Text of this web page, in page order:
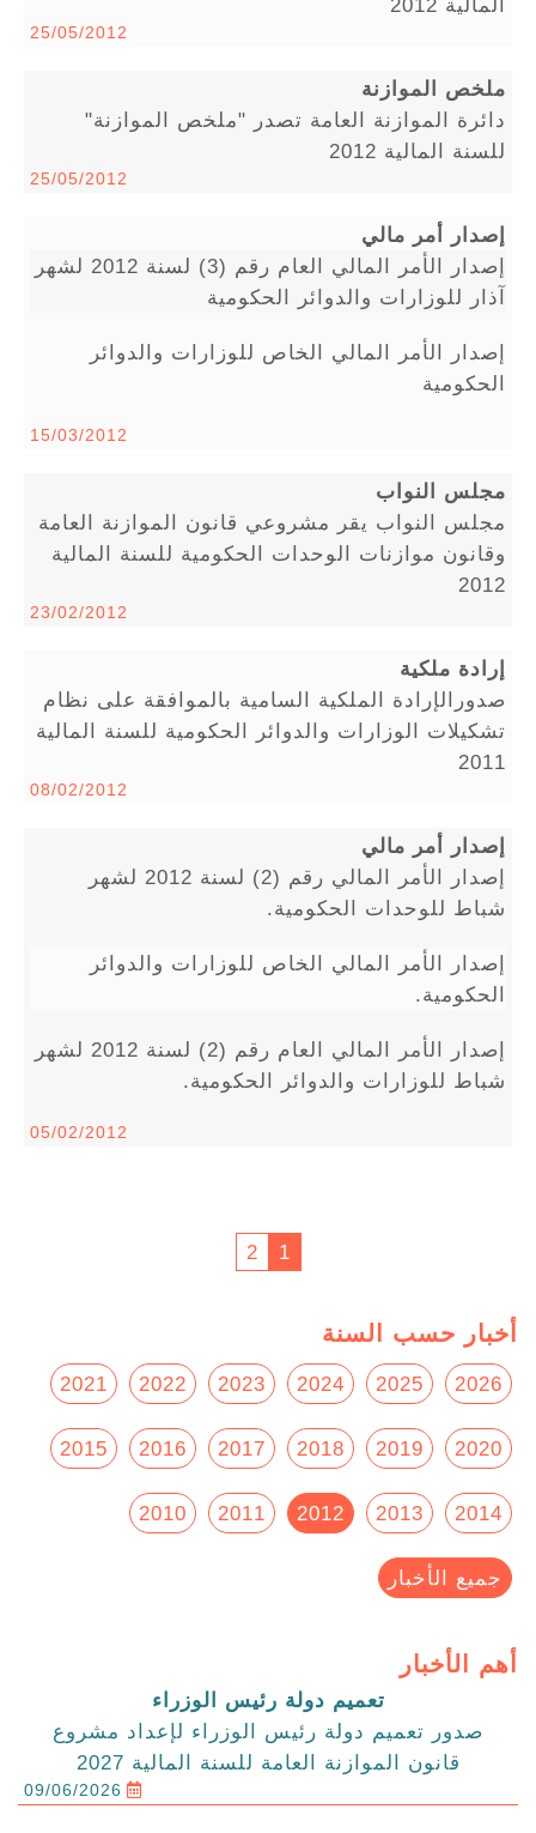
25/05/2012
ملخص الموازنة
دائرة الموازنة العامة تصدر "ملخص الموازنة"
للسنة المالية 2012
25/05/2012
إصدار أمر مالي
إصدار الأمر المالي العام رقم (3) لسنة 2012 لشهر
آذار للوزارات والدوائر الحكومية
إصدار الأمر المالي الخاص للوزارات والدوائر
الحكومية
15/03/2012
مجلس النواب
مجلس النواب يقر مشروعي قانون الموازنة العامة
وقانون موازنات الوحدات الحكومية للسنة المالية
2012
23/02/2012
إرادة ملكية
صدورالإرادة الملكية السامية بالموافقة على نظام
تشكيلات الوزارات والدوائر الحكومية للسنة المالية
2011
08/02/2012
إصدار أمر مالي
إصدار الأمر المالي رقم (2) لسنة 2012 لشهر
شباط للوحدات الحكومية.
إصدار الأمر المالي الخاص للوزارات والدوائر
الحكومية.
إصدار الأمر المالي العام رقم (2) لسنة 2012 لشهر
شباط للوزارات والدوائر الحكومية.
05/02/2012
1
2
أخبار حسب السنة
2026
2025
2024
2023
2022
2021
2020
2019
2018
2017
2016
2015
2014
2013
2012
2011
2010
جميع الأخبار
أهم الأخبار
تعميم دولة رئيس الوزراء
صدور تعميم دولة رئيس الوزراء لإعداد مشروع
قانون الموازنة العامة للسنة المالية 2027
09/06/2026